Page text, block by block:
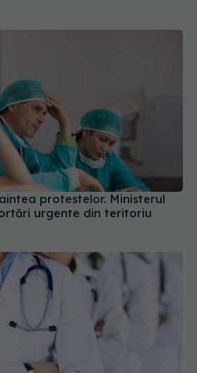
protestelor. Ministerul
urgente din teritoriu